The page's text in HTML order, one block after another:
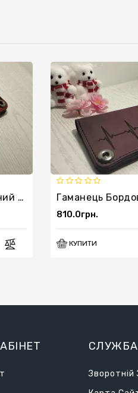
Шкіряний Гаманець Червоний "Совенята" Гаманець
810.0грн.
КУПИТИ
Зворотній